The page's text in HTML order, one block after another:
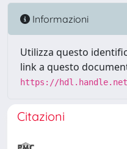
Informazioni
Utilizza questo
link a questo
https://hdl.handle.net/
Citazioni